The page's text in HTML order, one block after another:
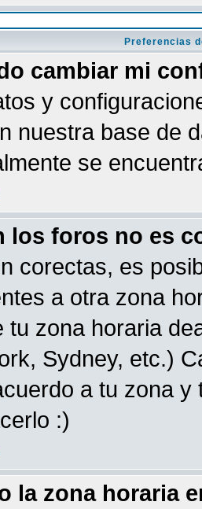
Preferencias
cambiar mi
y
nuestra base de
se
los foros no es
corectas, es
a otra zona
tu zona horaria
Sydney, etc.)
a tu zona
:)
la zona horaria